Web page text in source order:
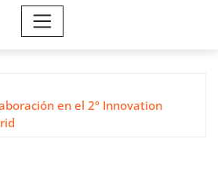
en el 2º Innovation